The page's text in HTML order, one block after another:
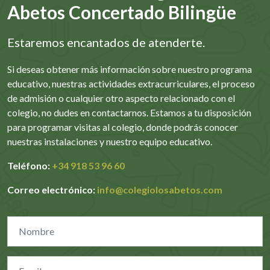
Abetos Concertado Bilingüe
Estaremos encantados de atenderte.
Si deseas obtener más información sobre nuestro programa
educativo, nuestras actividades extracurriculares, el proceso
de admisión o cualquier otro aspecto relacionado con el
colegio, no dudes en contactarnos. Estamos a tu disposición
para programar visitas al colegio, donde podrás conocer
nuestras instalaciones y nuestro equipo educativo.
Teléfono: +34 918 53 96 60
Correo electrónico: info@colegiolosabetos.com